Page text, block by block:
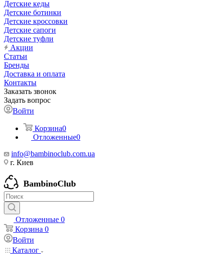
Детские кеды
Детские ботинки
Детские кроссовки
Детские сапоги
Детские туфли
Акции
Статьи
Бренды
Доставка и оплата
Контакты
Заказать звонок
Задать вопрос
Войти
Корзина0
Отложенные0
info@bambinoclub.com.ua
г. Киев
BambinoClub
Отложенные 0
Корзина 0
Войти
Каталог